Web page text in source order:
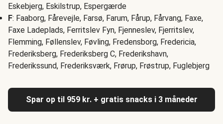
Eskebjerg, Eskilstrup, Espergærde
F: Faaborg, Fårevejle, Farsø, Farum, Fårup, Fårvang, Faxe,
Faxe Ladeplads, Ferritslev Fyn, Fjenneslev, Fjerritslev,
Flemming, Føllenslev, Føvling, Fredensborg, Fredericia,
Frederiksberg, Frederiksberg C, Frederikshavn,
Frederikssund, Frederiksværk, Frørup, Frøstrup, Fuglebjerg
Spar op til 959 kr. + gratis snacks i 3 måneder